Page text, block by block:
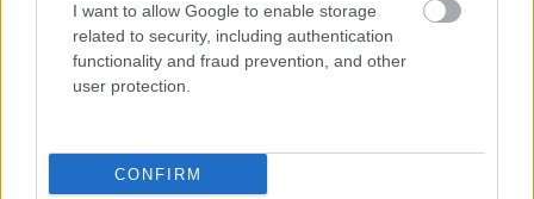
I want to allow Google to enable storage
related to security, including authentication
functionality and fraud prevention, and other
user protection.
CONFIRM
ΔΙΕΘΝΗ
06/08/2026
Το πάλεψε μέχρι τέλους η Εθνική γυναικών
Θετικές εντυπώσεις άφησε στο δεύτερο φιλικό της επί
ιταλικού εδάφους η Εθνική Γυναικών καθώς στο πλαίσιο του